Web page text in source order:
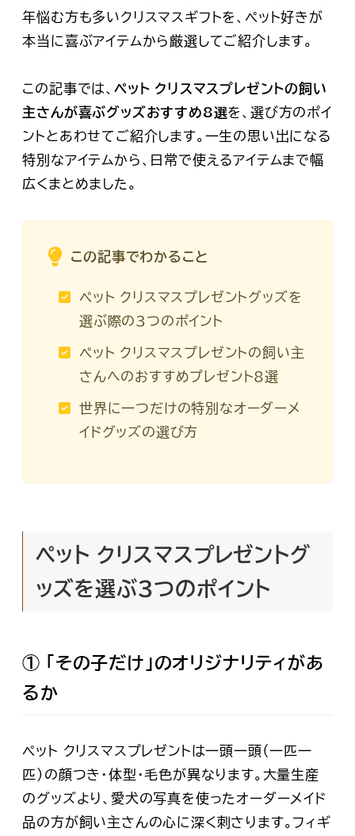
年悩む方も多いクリスマスギフトを、ペット好きが
本当に喜ぶアイテムから厳選してご紹介します。
この記事では、 ペット クリスマスプレゼントの飼い
主さんが喜ぶグッズおすすめ8選を、選び方のポイ
ントとあわせてご紹介します。一生の思い出になる
特別なアイテムから、日常で使えるアイテムまで幅
広くまとめました。
この記事でわかること
ペット クリスマスプレゼントグッズを
選ぶ際の3つのポイント
ペット クリスマスプレゼントの飼い主
さんへのおすすめプレゼント8選
世界に一つだけの特別なオーダーメ
イドグッズの選び方
ペット クリスマスプレゼントグ
ッズを選ぶ3つのポイント
① 「その子だけ」のオリジナリティがあ
るか
ペット クリスマスプレゼントは一頭一頭（一匹一
匹）の顔つき・体型・毛色が異なります。大量生産
のグッズより、 愛犬の写真を使ったオーダーメイド
品の方が飼い主さんの心に深く刺さります。フィギ